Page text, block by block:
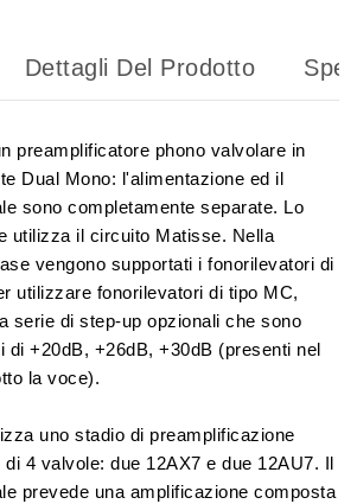
Dettagli Del Prodotto
preamplificatore phono valvolare in
Dual Mono: l'alimentazione ed il
sono completamente separate. Lo
utilizza il circuito Matisse. Nella
vengono supportati i fonorilevatori di
utilizzare fonorilevatori di tipo MC,
serie di step-up opzionali che sono
di +20dB, +26dB, +30dB (presenti nel
la voce).
uno stadio di preamplificazione
4 valvole: due 12AX7 e due 12AU7. Il
prevede una amplificazione composta